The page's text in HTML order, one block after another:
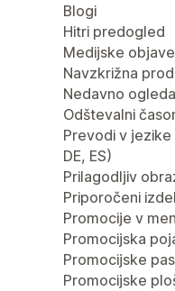
Blogi
Hitri predogled
Medijske objave
Navzkrižna
Nedavno
Odštevalni
Prevodi v jezike
DE, ES)
Prilagodljiv
Priporočeni
Promocije v
Promocijska
Promocijske
Promocijske